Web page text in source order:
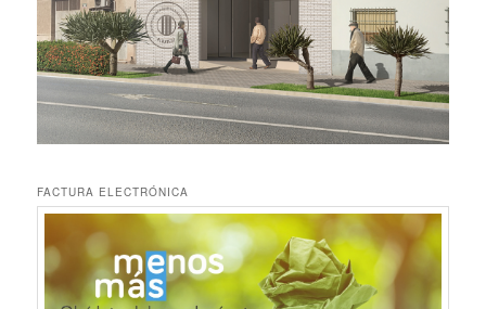
FACTURA ELECTRÓNICA